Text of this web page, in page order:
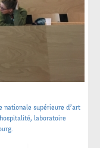
nationale supérieure d’art
laboratoire